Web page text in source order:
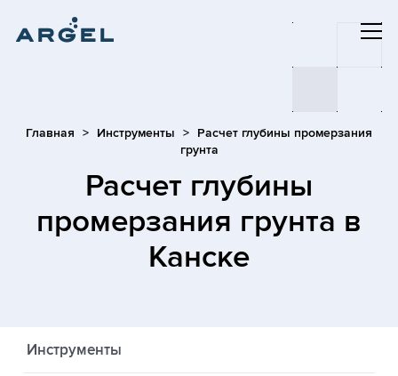
Главная Инструменты
Расчет глубины промерзания
грунта
Расчет глубины
промерзания грунта в
Канске
Инструменты